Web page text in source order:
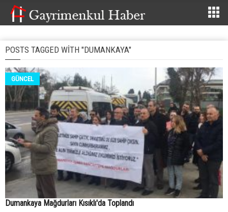
POSTS TAGGED WITH "DUMANKAYA"
GÜNCEL
Dumankaya Mağdurları Kısıklı'da Toplandı